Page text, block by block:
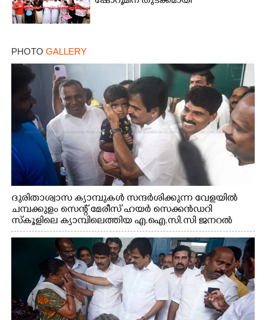
PHOTO GALLERY
ദുരിതാശ്വാസ ക്യാമ്പുകൾ സന്ദർശിക്കുന്ന വേളയിൽ
ചമ്പക്കുളം സെന്റ് മേരീസ് ഹയർ സെക്കൻഡറി
സ്കൂളിലെ ക്യാമ്പിലെത്തിയ എ.ഐ.സി.സി ജനറൽ
സെക്രട്ടറി കെ.സി വേണുഗോപാൽ എം.പി കുരുന്നിനെ
എടുത്ത് ലാളിച്ചപ്പോൾ. സഹകരണ-എക്സൈസ്
വകുപ്പ് മന്ത്രി എം. ലിജു, കൃഷിവകുപ്പ് മന്ത്രി ടി. സിദ്ദിഖ്,
റെജി ചെറിയാൻ എം. എൽ. എ എന്നിവർ സമീപം